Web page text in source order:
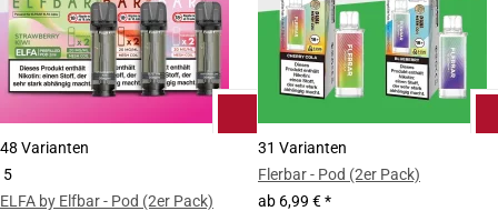
48 Varianten
5
ELFA by Elfbar - Pod (2er Pack)
31 Varianten
Flerbar - Pod (2er Pack)
ab 6,99 €*